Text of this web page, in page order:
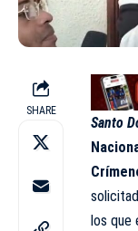
SHARE
Santo
los que